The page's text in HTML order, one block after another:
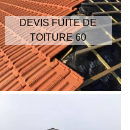
DEVIS FUITE DE
TOITURE 60